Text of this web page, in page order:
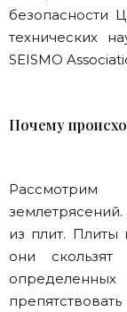
безопасности
технических
SEISMO
Почему
из плит. Плиты
они
определенных